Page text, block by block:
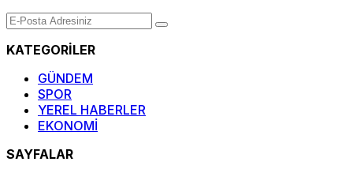
KATEGORİLER
GÜNDEM
SPOR
YEREL HABERLER
EKONOMİ
SAYFALAR